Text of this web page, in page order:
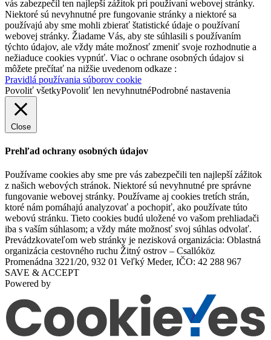
vás zabezpečil ten najlepší zážitok pri používaní webovej stránky.
Niektoré sú nevyhnutné pre fungovanie stránky a niektoré sa
používajú aby sme mohli zbierať štatistické údaje o používaní
webovej stránky. Žiadame Vás, aby ste súhlasili s používaním
týchto údajov, ale vždy máte možnosť zmeniť svoje rozhodnutie a
nežiaduce cookies vypnúť. Viac o ochrane osobných údajov si
môžete prečítať na nižšie uvedenom odkaze :
Pravidlá používania súborov cookie
Povoliť všetkyPovoliť len nevyhnutnéPodrobné nastavenia
Close
Prehľad ochrany osobných údajov
Používame cookies aby sme pre vás zabezpečili ten najlepší zážitok
z našich webových stránok. Niektoré sú nevyhnutné pre správne
fungovanie webovej stránky. Používame aj cookies tretích strán,
ktoré nám pomáhajú analyzovať a pochopiť, ako používate túto
webovú stránku. Tieto cookies budú uložené vo vašom prehliadači
iba s vaším súhlasom; a vždy máte možnosť svoj súhlas odvolať.
Prevádzkovateľom web stránky je nezisková organizácia: Oblastná
organizácia cestovného ruchu Žitný ostrov – Csallóköz
Promenádna 3221/20, 932 01 Veľký Meder, IČO: 42 288 967
SAVE & ACCEPT
Powered by